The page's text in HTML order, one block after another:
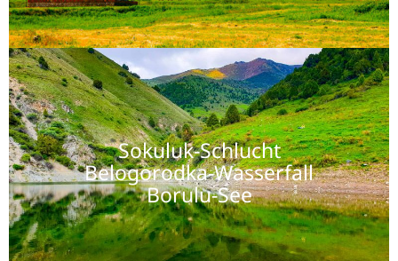
Sokuluk-Schlucht
Belogorodka-Wasserfall
Borulu-See